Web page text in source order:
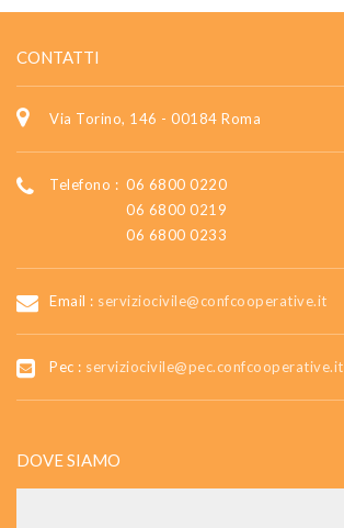
CONTATTI
Via Torino, 146 - 00184 Roma
Telefono : 06 6800 0220
06 6800 0219
06 6800 0233
Email : serviziocivile@confcooperative.it
Pec : serviziocivile@pec.confcooperative.it
DOVE SIAMO